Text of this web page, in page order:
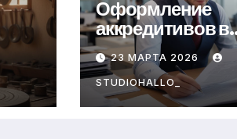
Оформление
аккредитивов в
международной
торговле
23 МАРТА 2026
STUDIOHALLO_